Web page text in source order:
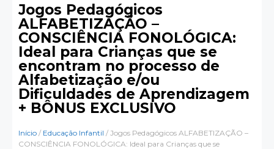
Jogos Pedagógicos
ALFABETIZAÇÃO –
CONSCIÊNCIA FONOLÓGICA:
Ideal para Crianças que se
encontram no processo de
Alfabetização e/ou
Dificuldades de Aprendizagem
+ BÔNUS EXCLUSIVO
Início / Educação Infantil / Jogos Pedagógicos ALFABETIZAÇÃO –
CONSCIÊNCIA FONOLÓGICA: Ideal para Crianças que se